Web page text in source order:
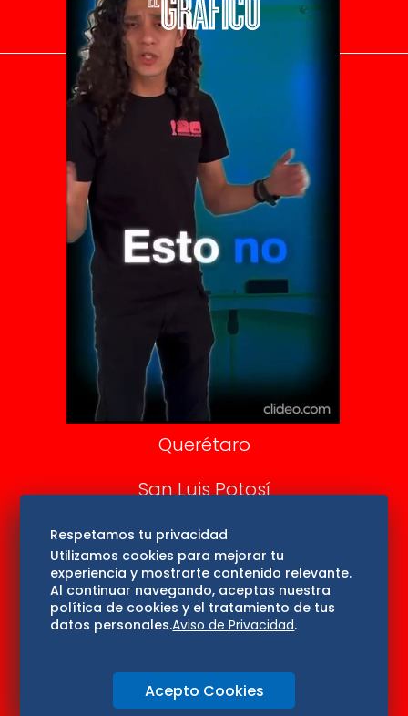
El Universal
Vive USA
Clase
De 10 sports
DeDinero
Confabulario
Aviso Oportuno
Consultas
Querétaro
San Luis Potosí
Edomex
Consultas
Hidalgo
Oaxaca
Aviso de privacidad Directorio
Respetamos tu privacidad
Utilizamos cookies para mejorar tu
experiencia y mostrarte contenido relevante.
Al continuar navegando, aceptas nuestra
política de cookies y el tratamiento de tus
datos personales.Aviso de Privacidad.
Acepto Cookies